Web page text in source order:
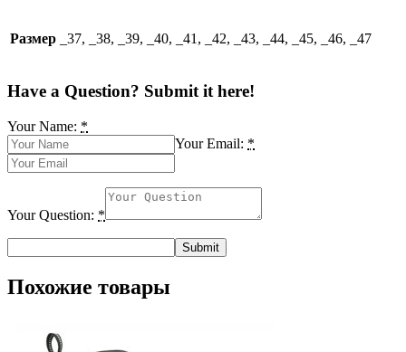
Размер _37, _38, _39, _40, _41, _42, _43, _44, _45, _46, _47
Have a Question? Submit it here!
Your Name: *
Your Email: *
Your Question: *
Похожие товары